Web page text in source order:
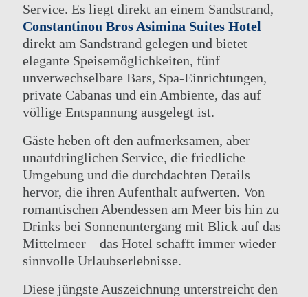
DIE GRUPPE
ANGEBOTE
ELITEKLASSE
ELIXIER SPA
HOCHZEITEN
HOTELS, UNTERHALTUNG UND
VERANSTALTUNGEN
AKTIVITÄTEN
KONTAKT
ONLINE CHECK-IN
ASIMINA SUITES HOTEL*****
ATHENA BEACH HOTEL
ATHENA ROYAL BEACH HOTEL
PIONEER BEACH HOTEL
Service. Es liegt direkt an einem Sandstrand,
Constantinou Bros Asimina Suites Hotel
direkt am Sandstrand gelegen und bietet
elegante Speisemöglichkeiten, fünf
unverwechselbare Bars, Spa-Einrichtungen,
private Cabanas und ein Ambiente, das auf
völlige Entspannung ausgelegt ist.
Gäste heben oft den aufmerksamen, aber
unaufdringlichen Service, die friedliche
Umgebung und die durchdachten Details
hervor, die ihren Aufenthalt aufwerten. Von
romantischen Abendessen am Meer bis hin zu
Drinks bei Sonnenuntergang mit Blick auf das
Mittelmeer – das Hotel schafft immer wieder
sinnvolle Urlaubserlebnisse.
Diese jüngste Auszeichnung unterstreicht den